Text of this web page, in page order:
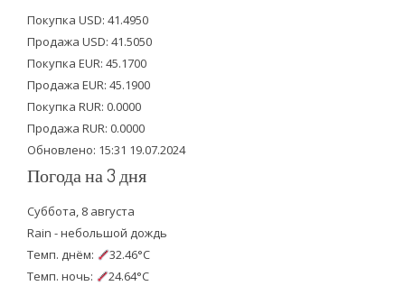
t
e
r
b
o
o
k
u
b
e
Покупка USD: 41.4950
Продажа USD: 41.5050
Покупка EUR: 45.1700
Продажа EUR: 45.1900
Покупка RUR: 0.0000
Продажа RUR: 0.0000
Обновлено: 15:31 19.07.2024
Погода на 3 дня
Суббота, 8 августа
Rain - небольшой дождь
Темп. днём:
32.46°C
Темп. ночь:
24.64°C